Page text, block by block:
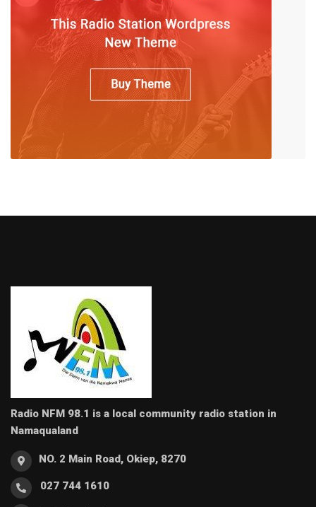
Radio NFM 98.1 is a local community radio station in
Namaqualand
NO. 2 Main Road, Okiep, 8270
027 744 1610